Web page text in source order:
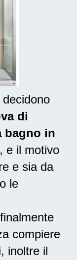
di
bagno in
e il motivo
e sia da
le
compiere
inoltre il